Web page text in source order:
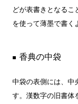
どが表書きとなるこ
を使って薄墨で書く
■ 香典の中袋
中袋の表側には、中
す。漢数字の旧書体